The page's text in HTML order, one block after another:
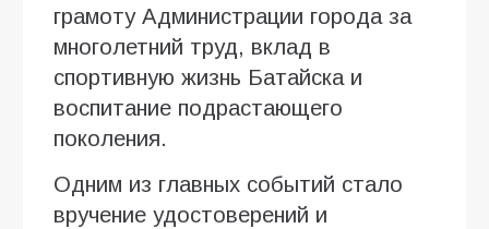
грамоту Администрации города за
многолетний труд, вклад в
спортивную жизнь Батайска и
воспитание подрастающего
поколения.
Одним из главных событий стало
вручение удостоверений и